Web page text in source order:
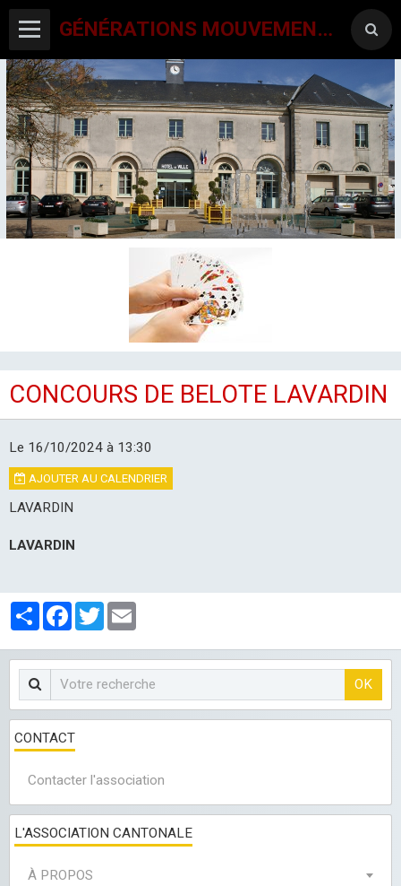
GÉNÉRATIONS MOUVEMENT INTERCLUBS CHAMPAGNE CONLINOISE
CANTON-ACTIVITES
SORTIES SEJOURS
LES CLUBS
CONCOURS DE BELOTE LAVARDIN
Le 16/10/2024 à 13:30
AJOUTER AU CALENDRIER
LAVARDIN
LAVARDIN
PartagerFacebook
Twitter
OK
CONTACT
Contacter l'association
L'ASSOCIATION CANTONALE
À PROPOS